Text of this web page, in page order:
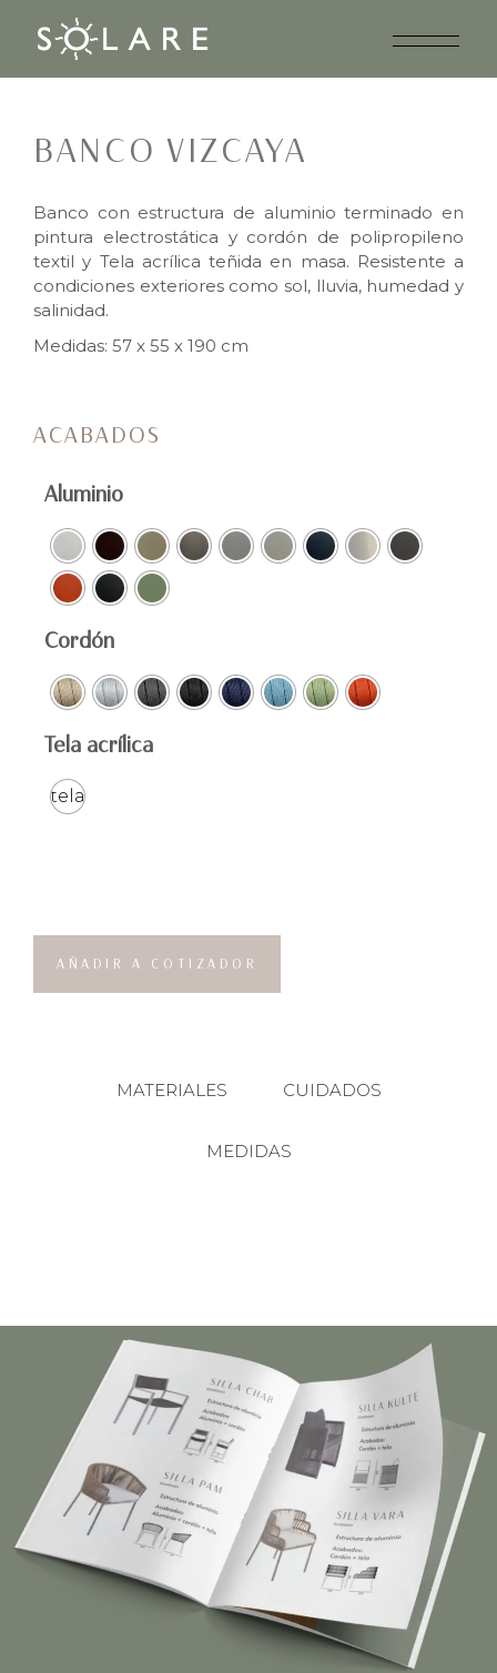
BANCO VIZCAYA
Banco con estructura de aluminio terminado en
pintura electrostática y cordón de polipropileno
textil y Tela acrílica teñida en masa. Resistente a
condiciones exteriores como sol, lluvia, humedad y
salinidad.
Medidas: 57 x 55 x 190 cm
ACABADOS
Aluminio
Cordón
Tela acrílica
tela
AÑADIR A COTIZADOR
MATERIALES CUIDADOS
MEDIDAS